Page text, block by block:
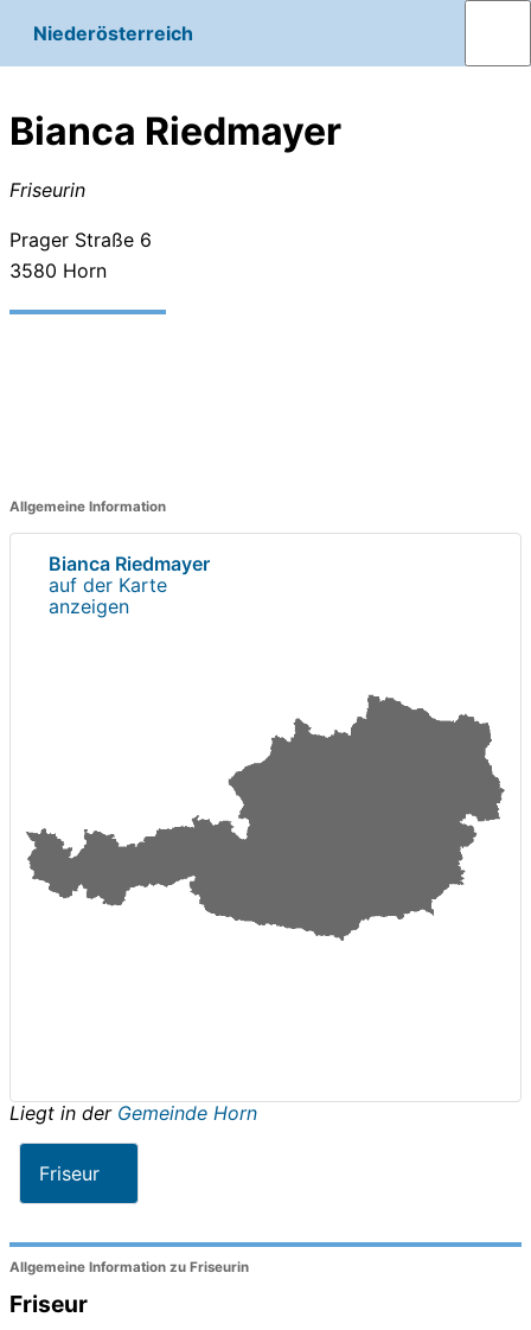
Niederösterreich
Bianca Riedmayer
Friseurin
Prager Straße 6
3580 Horn
Allgemeine Information
Bianca Riedmayer
auf der Karte
anzeigen
Liegt in der Gemeinde Horn
Friseur
Allgemeine Information zu Friseurin
Friseur